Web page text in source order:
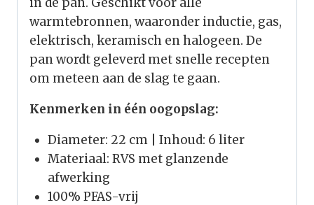
warmtebronnen, waaronder inductie, gas,
elektrisch, keramisch en halogeen. De
pan wordt geleverd met snelle recepten
om meteen aan de slag te gaan.
Kenmerken in één oogopslag:
Diameter: 22 cm | Inhoud: 6 liter
Materiaal: RVS met glanzende
afwerking
100% PFAS-vrij